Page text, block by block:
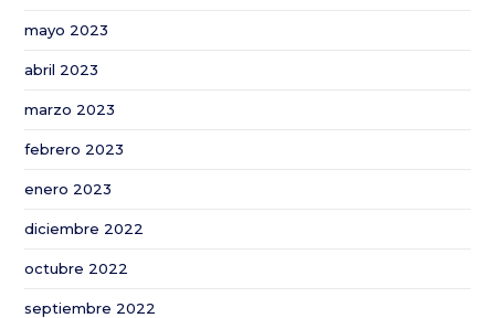
mayo 2023
abril 2023
marzo 2023
febrero 2023
enero 2023
diciembre 2022
octubre 2022
septiembre 2022